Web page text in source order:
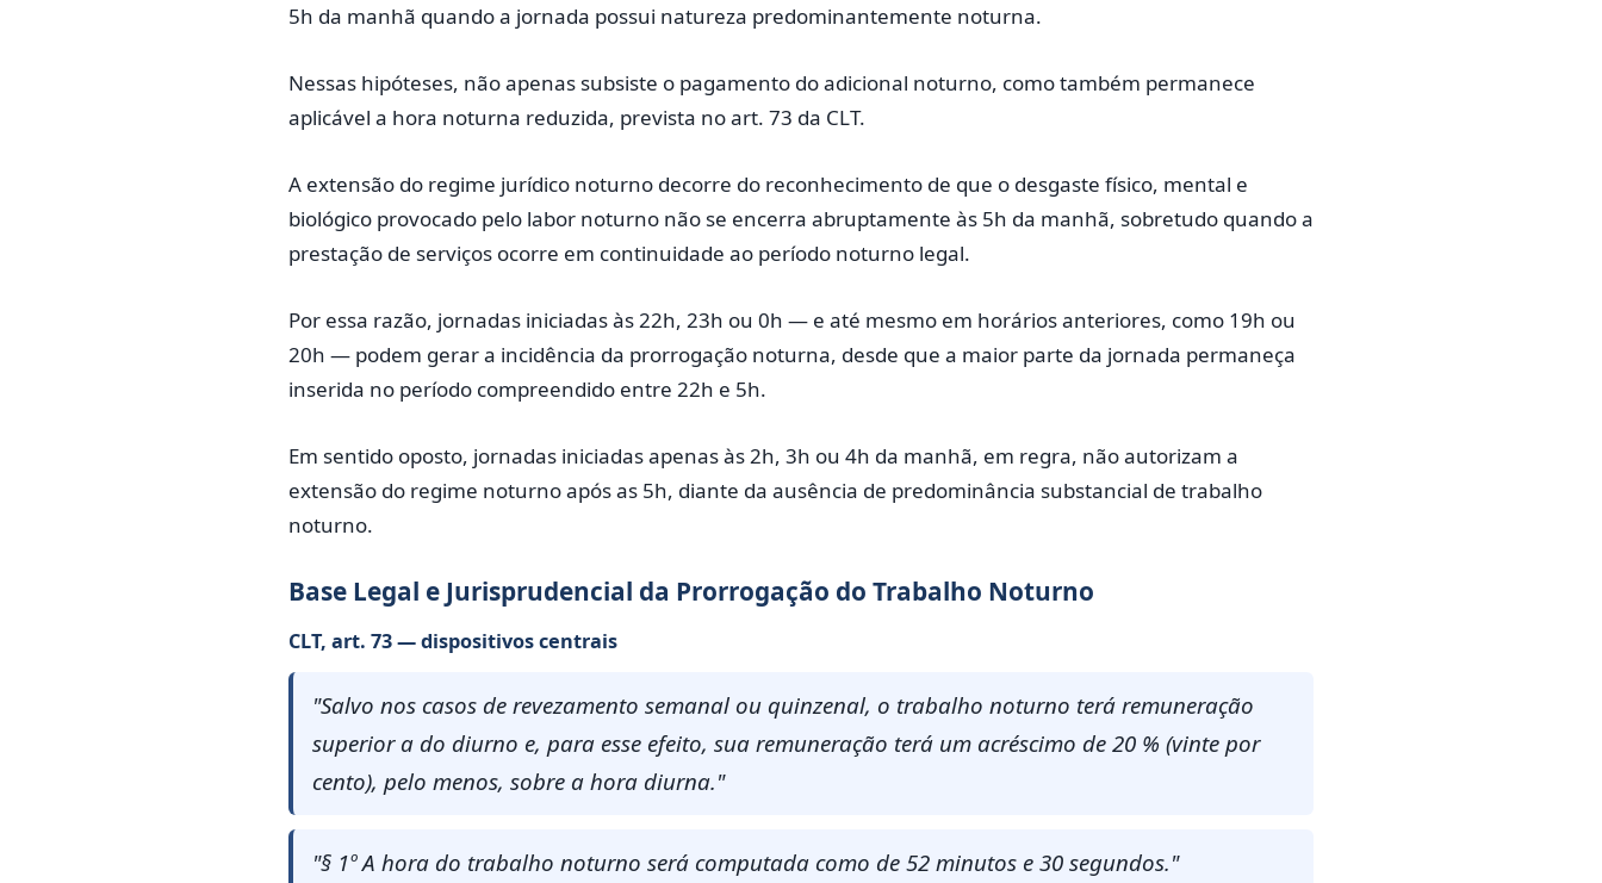
5h da manhã quando a jornada possui natureza predominantemente noturna.
Nessas hipóteses, não apenas subsiste o pagamento do adicional noturno, como também permanece
aplicável a hora noturna reduzida, prevista no art. 73 da CLT.
A extensão do regime jurídico noturno decorre do reconhecimento de que o desgaste físico, mental e
biológico provocado pelo labor noturno não se encerra abruptamente às 5h da manhã, sobretudo quando a
prestação de serviços ocorre em continuidade ao período noturno legal.
Por essa razão, jornadas iniciadas às 22h, 23h ou 0h — e até mesmo em horários anteriores, como 19h ou
20h — podem gerar a incidência da prorrogação noturna, desde que a maior parte da jornada permaneça
inserida no período compreendido entre 22h e 5h.
Em sentido oposto, jornadas iniciadas apenas às 2h, 3h ou 4h da manhã, em regra, não autorizam a
extensão do regime noturno após as 5h, diante da ausência de predominância substancial de trabalho
noturno.
Base Legal e Jurisprudencial da Prorrogação do Trabalho Noturno
CLT, art. 73 — dispositivos centrais
"Salvo nos casos de revezamento semanal ou quinzenal, o trabalho noturno terá remuneração
superior a do diurno e, para esse efeito, sua remuneração terá um acréscimo de 20 % (vinte por
cento), pelo menos, sobre a hora diurna."
"§ 1º A hora do trabalho noturno será computada como de 52 minutos e 30 segundos."